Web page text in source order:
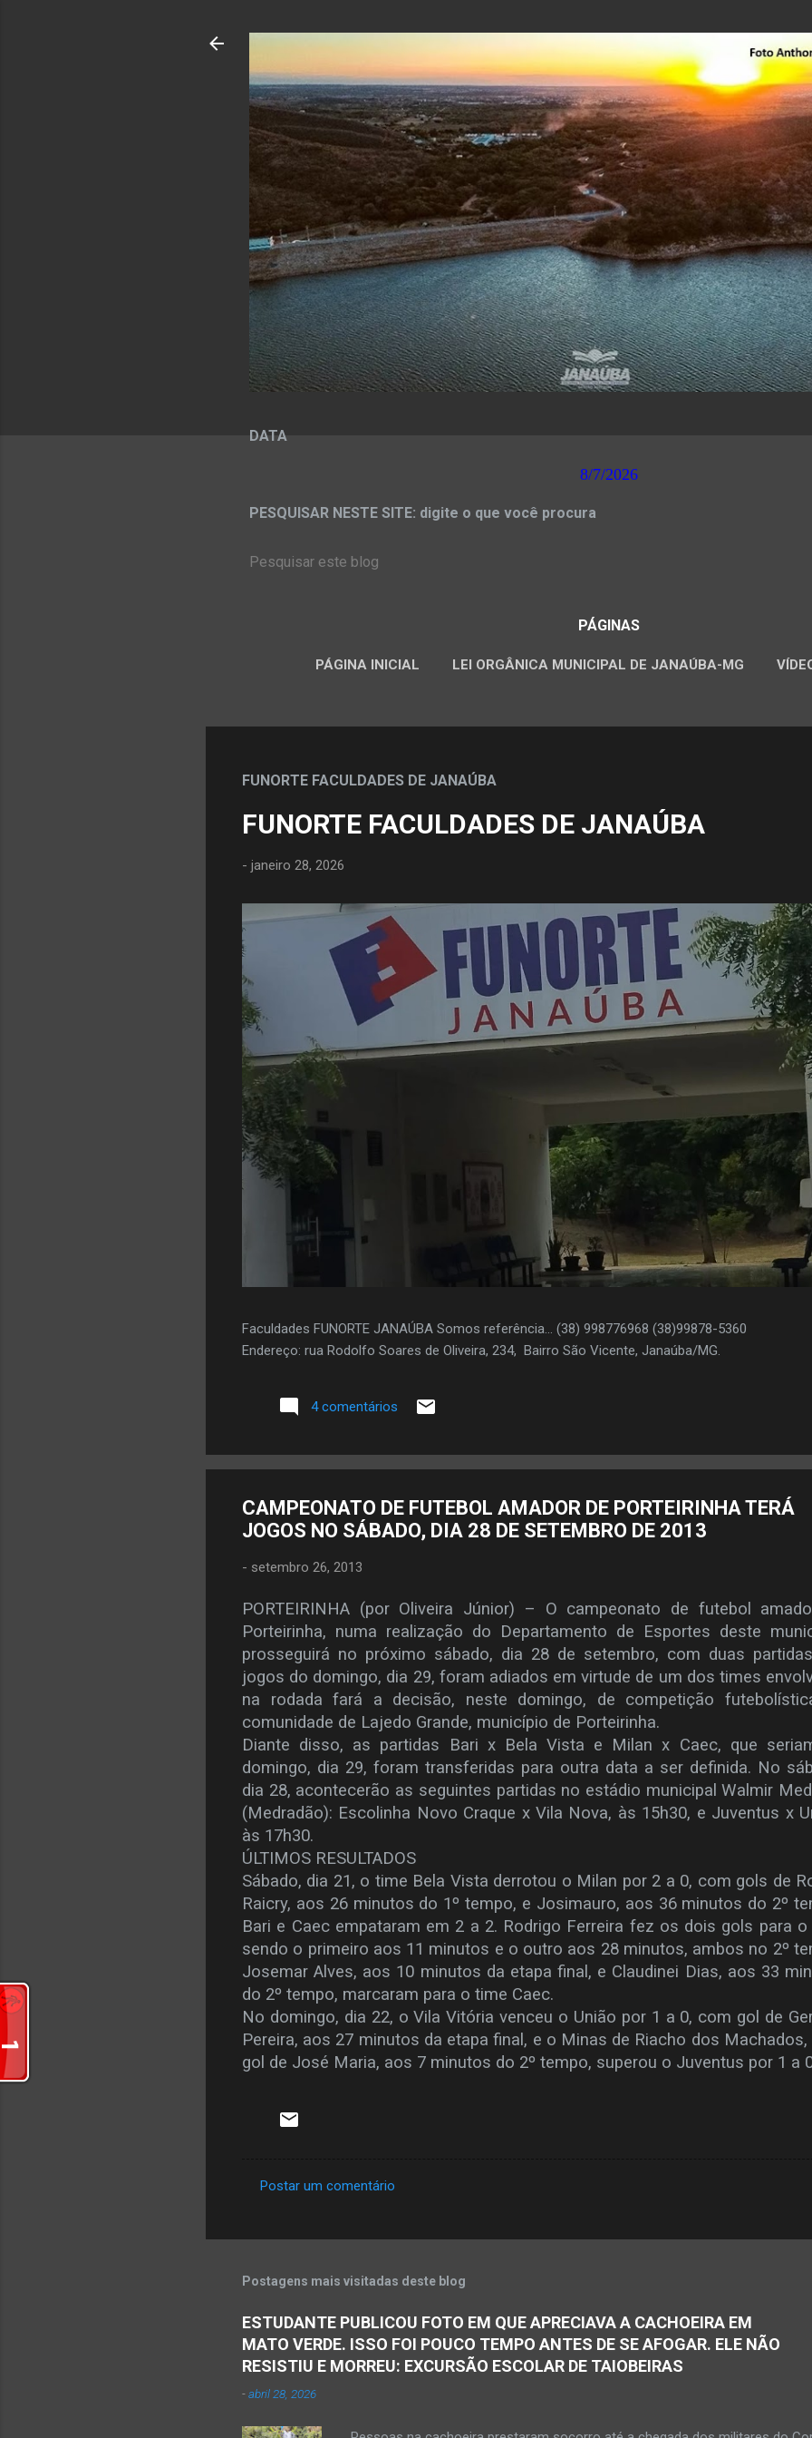
DATA
8/7/2026
PESQUISAR NESTE SITE: digite o que você procura
PÁGINAS
PÁGINA INICIAL LEI ORGÂNICA MUNICIPAL DE JANAÚBA-MG
FUNORTE FACULDADES DE JANAÚBA
FUNORTE FACULDADES DE JANAÚBA
- janeiro 28, 2026
Faculdades FUNORTE JANAÚBA Somos referência... (38) 998776968 (38)99878-5360
Endereço: rua Rodolfo Soares de Oliveira, 234, Bairro São Vicente, Janaúba/MG.
4 comentários
CAMPEONATO DE FUTEBOL AMADOR DE PORTEIRINHA TERÁ
JOGOS NO SÁBADO, DIA 28 DE SETEMBRO DE 2013
- setembro 26, 2013
PORTEIRINHA (por Oliveira Júnior) – O campeonato de futebol
Porteirinha, numa realização do Departamento de Esportes deste
prosseguirá no próximo sábado, dia 28 de setembro, com duas
jogos do domingo, dia 29, foram adiados em virtude de um dos times
na rodada fará a decisão, neste domingo, de competição
comunidade de Lajedo Grande, município de Porteirinha.
Diante disso, as partidas Bari x Bela Vista e Milan x Caec, que
domingo, dia 29, foram transferidas para outra data a ser definida. No
dia 28, acontecerão as seguintes partidas no estádio municipal Walmir
(Medradão): Escolinha Novo Craque x Vila Nova, às 15h30, e Juventus x
às 17h30.
ÚLTIMOS RESULTADOS
Sábado, dia 21, o time Bela Vista derrotou o Milan por 2 a 0, com gols de
Raicry, aos 26 minutos do 1º tempo, e Josimauro, aos 36 minutos do 2º
Bari e Caec empataram em 2 a 2. Rodrigo Ferreira fez os dois gols para o
sendo o primeiro aos 11 minutos e o outro aos 28 minutos, ambos no 2º
Josemar Alves, aos 10 minutos da etapa final, e Claudinei Dias, aos 33
do 2º tempo, marcaram para o time Caec.
No domingo, dia 22, o Vila Vitória venceu o União por 1 a 0, com gol de
Pereira, aos 27 minutos da etapa final, e o Minas de Riacho dos
gol de José Maria, aos 7 minutos do 2º tempo, superou o Juventus por 1 a
e
t
á
o
Postar um comentário
Postagens mais visitadas deste blog
ESTUDANTE PUBLICOU FOTO EM QUE APRECIAVA A CACHOEIRA EM
MATO VERDE. ISSO FOI POUCO TEMPO ANTES DE SE AFOGAR. ELE NÃO
RESISTIU E MORREU: EXCURSÃO ESCOLAR DE TAIOBEIRAS
-abril 28, 2026